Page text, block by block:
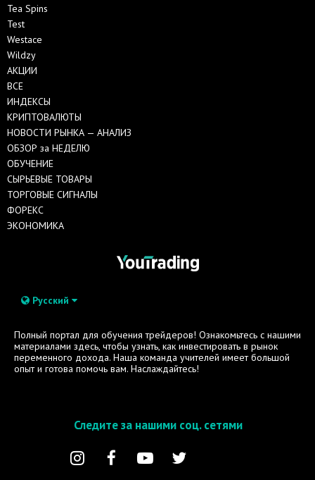
Tea Spins
Test
Westace
Wildzy
АКЦИИ
ВСЕ
ИНДЕКСЫ
КРИПТОВАЛЮТЫ
НОВОСТИ РЫНКА — АНАЛИЗ
ОБЗОР за НЕДЕЛЮ
ОБУЧЕНИЕ
СЫРЬЕВЫЕ ТОВАРЫ
ТОРГОВЫЕ СИГНАЛЫ
ФОРЕКС
ЭКОНОМИКА
Русский
Полный портал для обучения трейдеров! Ознакомьтесь с нашими
материалами здесь, чтобы узнать, как инвестировать в рынок
переменного дохода. Наша команда учителей имеет большой
опыт и готова помочь вам. Наслаждайтесь!
Следите за нашими соц. сетями